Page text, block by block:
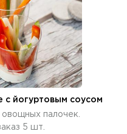
с йогуртовым соусом
палочек.
5 шт.